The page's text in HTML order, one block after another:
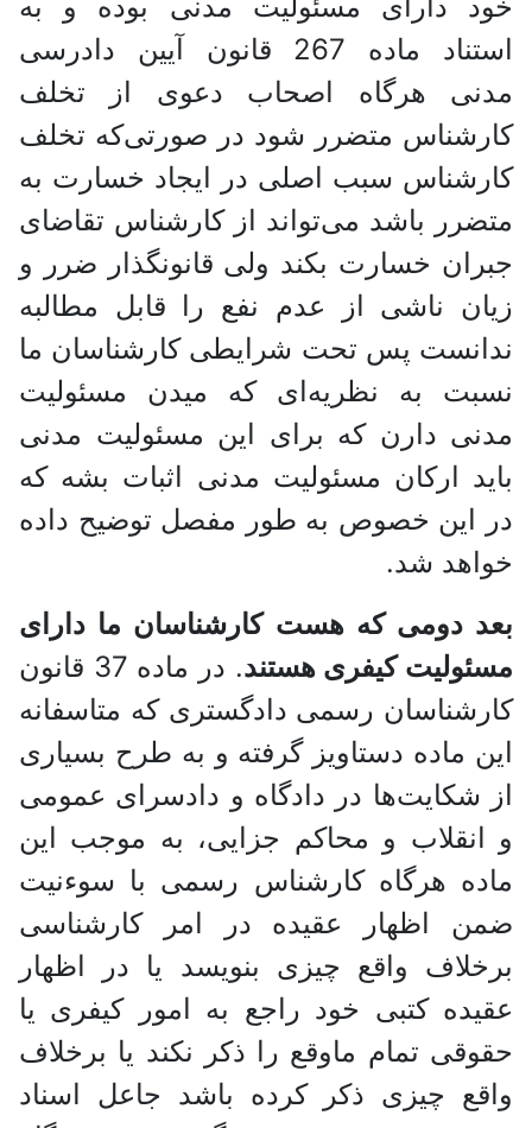
استناد ماده 267 قانون آیین دادرسی
مدنی هرگاه اصحاب دعوی از تخلف
کارشناس متضرر شود در صورتی‌که تخلف
کارشناس سبب اصلی در ایجاد خسارت به
متضرر باشد می‌تواند از کارشناس تقاضای
جبران خسارت بکند ولی قانونگذار ضرر و
زیان ناشی از عدم نفع را قابل مطالبه
ندانست پس تحت شرایطی کارشناسان ما
نسبت به نظریه‌ای که میدن مسئولیت
مدنی دارن که برای این مسئولیت مدنی
باید ارکان مسئولیت مدنی اثبات بشه که
در این خصوص به طور مفصل توضیح داده
خواهد شد.
بعد دومی که هست کارشناسان ما دارای
مسئولیت کیفری هستند
. در ماده 37 قانون
کارشناسان رسمی دادگستری که متاسفانه
این ماده دستاویز گرفته و به طرح بسیاری
از شکایت‌ها در دادگاه و دادسرای عمومی
و انقلاب و محاکم جزایی، به موجب این
ماده هرگاه کارشناس رسمی با سوءنیت
ضمن اظهار عقیده در امر کارشناسی
برخلاف واقع چیزی بنویسد یا در اظهار
عقیده کتبی خود راجع به امور کیفری یا
حقوقی تمام ماوقع را ذکر نکند یا برخلاف
واقع چیزی ذکر کرده باشد جاعل اسناد